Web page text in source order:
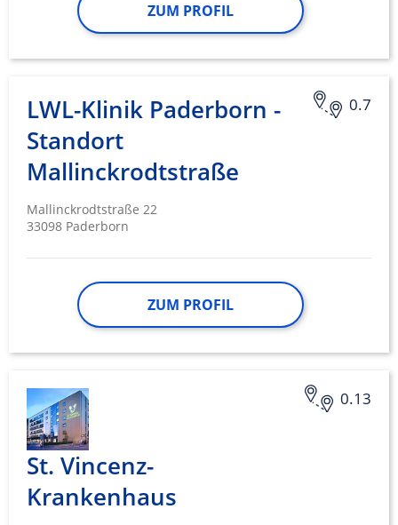
ZUM PROFIL
0.7
LWL-Klinik Paderborn -
Standort
Mallinckrodtstraße
Mallinckrodtstraße 22
33098 Paderborn
ZUM PROFIL
0.13
St. Vincenz-
Krankenhaus